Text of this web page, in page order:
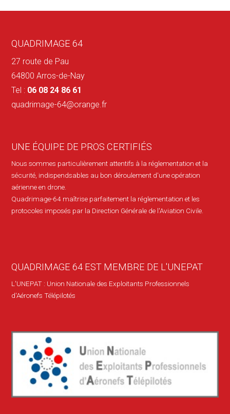
QUADRIMAGE 64
27 route de Pau
64800 Arros-de-Nay
Tel : 06 08 24 86 61
quadrimage-64@orange.fr
UNE ÉQUIPE DE PROS CERTIFIÉS
Nous sommes particulièrement attentifs à la réglementation et la
sécurité, indispendsables au bon déroulement d'une opération
aérienne en drone.
Quadrimage-64 maîtrise parfaitement la réglementation et les
protocoles imposés par la Direction Générale de l'Aviation Civile.
QUADRIMAGE 64 EST MEMBRE DE L'UNEPAT
L'UNEPAT : Union Nationale des Exploitants Professionnels
d'Aéronefs Télépilotés